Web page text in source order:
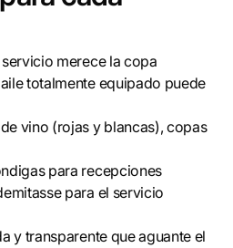
merece la copa
totalmente equipado puede
vino (rojas y blancas), copas
para recepciones
para el servicio
y transparente que aguante el